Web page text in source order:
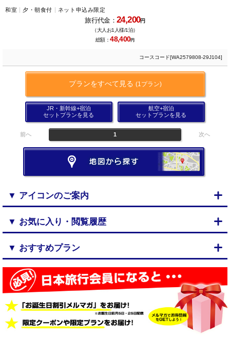
和室 夕・朝食付 ネット申込み限定
旅行代金：24,200円
（大人お1人様/1泊）
総額：48,400円
コースコード[WA2579808-29J104]
プランをすべて見る (1プラン)
JR・新幹線+宿泊
セットプランを見る
航空+宿泊
セットプランを見る
前へ 1 次へ
▼ アイコンのご案内
▼ お気に入り・閲覧履歴
▼ おすすめプラン